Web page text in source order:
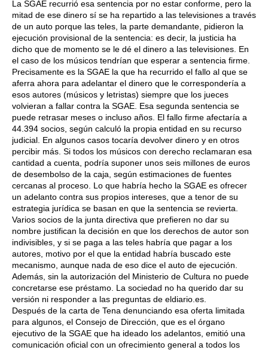
La SGAE recurrió esa sentencia por no estar conforme, pero la
mitad de ese dinero sí se ha repartido a las televisiones a través
de un auto porque las teles, la parte demandante, pidieron la
ejecución provisional de la sentencia: es decir, la justicia ha
dicho que de momento se le dé el dinero a las televisiones. En
el caso de los músicos tendrían que esperar a sentencia firme.
Precisamente es la SGAE la que ha recurrido el fallo al que se
aferra ahora para adelantar el dinero que le correspondería a
esos autores (músicos y letristas) siempre que los jueces
volvieran a fallar contra la SGAE. Esa segunda sentencia se
puede retrasar meses o incluso años. El fallo firme afectaría a
44.394 socios, según calculó la propia entidad en su recurso
judicial. En algunos casos tocaría devolver dinero y en otros
percibir más. Si todos los músicos con derecho reclamaran esa
cantidad a cuenta, podría suponer unos seis millones de euros
de desembolso de la caja, según estimaciones de fuentes
cercanas al proceso. Lo que habría hecho la SGAE es ofrecer
un adelanto contra sus propios intereses, que a tenor de su
estrategia jurídica se basan en que la sentencia se revierta.
Varios socios de la junta directiva que prefieren no dar su
nombre justifican la decisión en que los derechos de autor son
indivisibles, y si se paga a las teles habría que pagar a los
autores, motivo por el que la entidad habría buscado este
mecanismo, aunque nada de eso dice el auto de ejecución.
Además, sin la autorización del Ministerio de Cultura no puede
concretarse ese préstamo. La sociedad no ha querido dar su
versión ni responder a las preguntas de eldiario.es.
Después de la carta de Tena denunciando esa oferta limitada
para algunos, el Consejo de Dirección, que es el órgano
ejecutivo de la SGAE que ha ideado los adelantos, emitió una
comunicación oficial con un ofrecimiento general a todos los